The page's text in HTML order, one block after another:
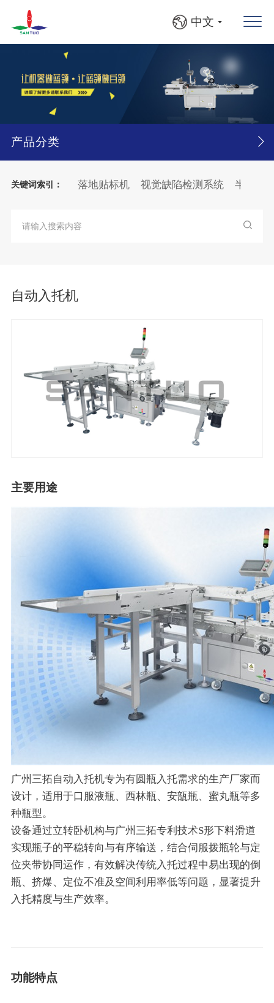
中文
产品分类
关键词索引：
贴标机 落地贴标机 视觉缺陷检测系统 半自动贴标机
自动入托机
主要用途
广州三拓自动入托机专为有圆瓶入托需求的生产厂家而
设计，适用于口服液瓶、西林瓶、安瓿瓶、蜜丸瓶等多
种瓶型。
设备通过立转卧机构与广州三拓专利技术S形下料滑道
实现瓶子的平稳转向与有序输送，结合伺服拨瓶轮与定
位夹带协同运作，有效解决传统入托过程中易出现的倒
瓶、挤爆、定位不准及空间利用率低等问题，显著提升
入托精度与生产效率。
功能特点